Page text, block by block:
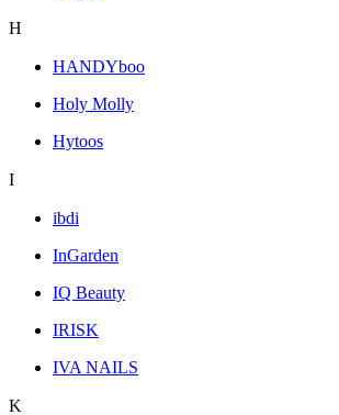
H
HANDYboo
Holy Molly
Hytoos
I
ibdi
InGarden
IQ Beauty
IRISK
IVA NAILS
K